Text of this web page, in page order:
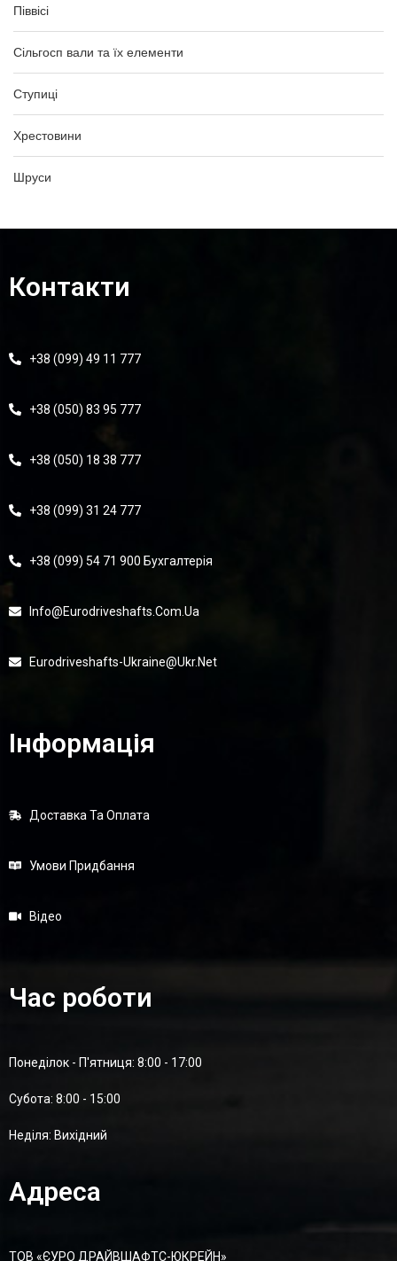
Піввісі
Сільгосп вали та їх елементи
Ступиці
Хрестовини
Шруси
Контакти
+38 (099) 49 11 777
+38 (050) 83 95 777
+38 (050) 18 38 777
+38 (099) 31 24 777
+38 (099) 54 71 900 Бухгалтерія
Info@eurodriveshafts.com.ua
Eurodriveshafts-Ukraine@ukr.net
Інформація
Доставка Та Оплата
Умови Придбання
Відео
Час роботи
Понеділок - П'ятниця: 8:00 - 17:00
Суботa: 8:00 - 15:00
Неділя: Вихідний
Адреса
ТОВ «ЄУРО ДРАЙВШАФТC-ЮКРЕЙН»